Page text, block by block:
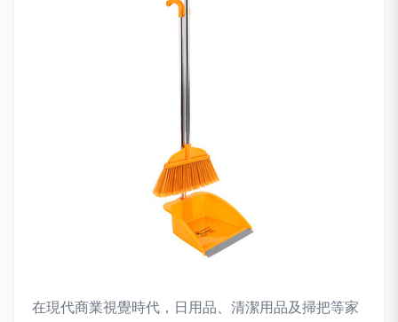
在現代商業視覺時代，日用品、清潔用品及掃把等家